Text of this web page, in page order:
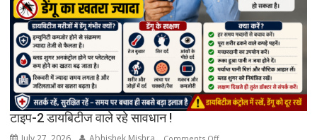
रिसर्च
की
पूरी
सच्चाई
टाइप-2 डायबिटीज वाले रहे सावधान !
on